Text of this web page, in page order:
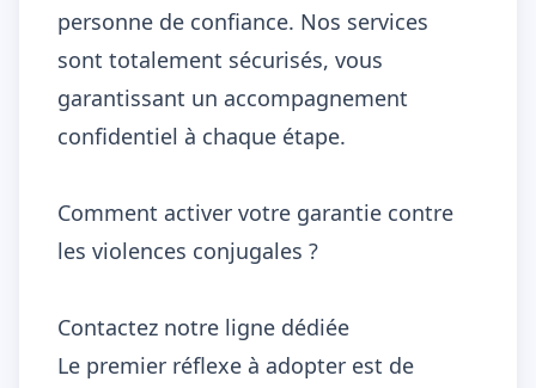
personne de confiance. Nos services
sont totalement sécurisés, vous
garantissant un accompagnement
confidentiel à chaque étape.
Comment activer votre garantie contre
les violences conjugales ?
Contactez notre ligne dédiée
Le premier réflexe à adopter est de